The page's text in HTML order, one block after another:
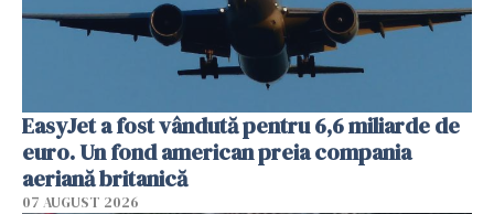
EasyJet a fost vândută pentru 6,6 miliarde de
euro. Un fond american preia compania
aeriană britanică
07 AUGUST 2026